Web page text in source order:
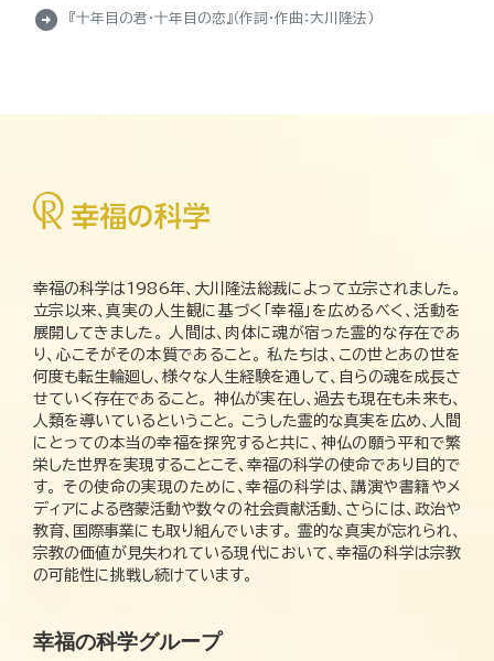
arrow_circle_right 『十年目の君・十年目の恋』（作詞・作曲：大川隆法）
幸福の科学は1986年、大川隆法総裁によって立宗されました。
立宗以来、真実の人生観に基づく「幸福」を広めるべく、活動を
展開してきました。 人間は、肉体に魂が宿った霊的な存在であ
り、心こそがその本質であること。 私たちは、この世とあの世を
何度も転生輪廻し、様々な人生経験を通して、自らの魂を成長さ
せていく存在であること。 神仏が実在し、過去も現在も未来も、
人類を導いているということ。 こうした霊的な真実を広め、人間
にとっての本当の幸福を探究すると共に、神仏の願う平和で繁
栄した世界を実現することこそ、幸福の科学の使命であり目的で
す。 その使命の実現のために、幸福の科学は、講演や書籍やメ
ディアによる啓蒙活動や数々の社会貢献活動、さらには、政治や
教育、国際事業にも取り組んでいます。 霊的な真実が忘れられ、
宗教の価値が見失われている現代において、幸福の科学は宗教
の可能性に挑戦し続けています。
幸福の科学グループ